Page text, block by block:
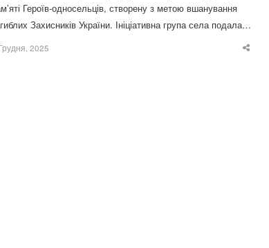
Героїв-односельців, створену з метою вшанування
Захисників України. Ініціативна група села подала…
2025
Share